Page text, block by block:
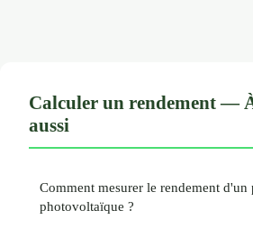
Calculer un rendement —
aussi
Comment mesurer le rendement d'un
photovoltaïque ?